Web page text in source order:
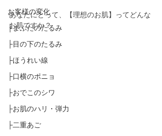
お客様の変化
├まぶたのたるみ
├目の下のたるみ
├ほうれい線
├口横のポニョ
├おでこのシワ
├お肌のハリ・弾力
├二重あご
あなたにとって、【理想のお肌】ってどんな
お肌ですか？